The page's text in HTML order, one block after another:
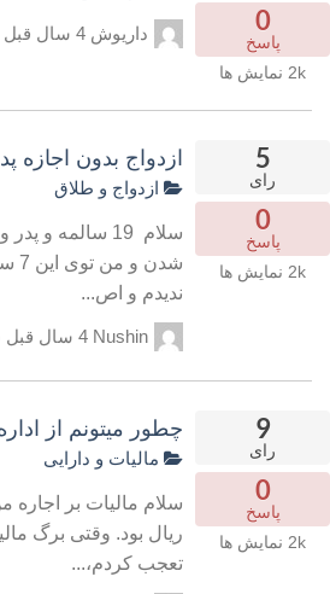
0
پاسخ
2k
نمایش ها
داريوش 4 سال قبل
5
رای
0
پاسخ
2k
نمایش ها
ازدواج بدون اجازه
ازدواج و طلاق
ندیدم و اص...
Nushin 4 سال قبل
9
رای
0
پاسخ
2k
نمایش ها
چطور میتونم از
مالیات و دارایی
تعجب کردم،...